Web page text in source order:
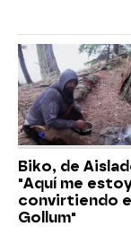
Biko, de
"Aquí me
convirtiendo
Gollum"